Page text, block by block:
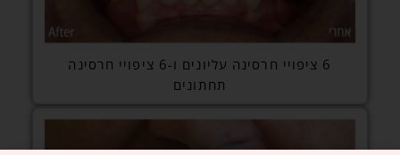
6 ציפויי חרסינה עליונים ו-6 ציפויי חרסינה
תחתונים